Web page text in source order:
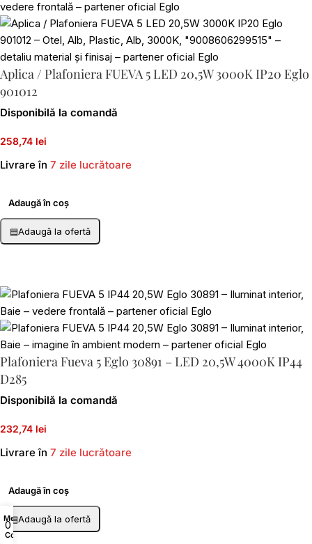
Aplica / Plafoniera FUEVA 5 LED 20,5W 3000K IP20 Eglo
901012
Disponibilă la comandă
258,74 lei
Livrare în 7 zile lucrătoare
Adaugă în coș
▤Adaugă la ofertă
Plafoniera Fueva 5 Eglo 30891 – LED 20,5W 4000K IP44
D285
Disponibilă la comandă
232,74 lei
Livrare în 7 zile lucrătoare
Adaugă în coș
▤Adaugă la ofertă
Menu
0
Coș